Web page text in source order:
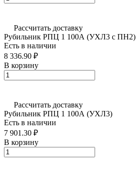
Рассчитать доставку
Рубильник РПЦ 1 100А (УХЛ3 с ПН2)
Есть в наличии
8 336.90 ₽
В корзину
Рассчитать доставку
Рубильник РПЦ 1 100А (УХЛ3)
Есть в наличии
7 901.30 ₽
В корзину